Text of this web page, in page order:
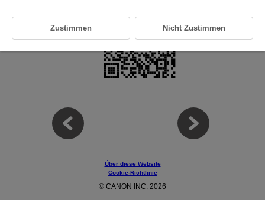
Über diese Website
Cookie-Richtlinie
© CANON INC. 2026
Zustimmen Nicht Zustimmen